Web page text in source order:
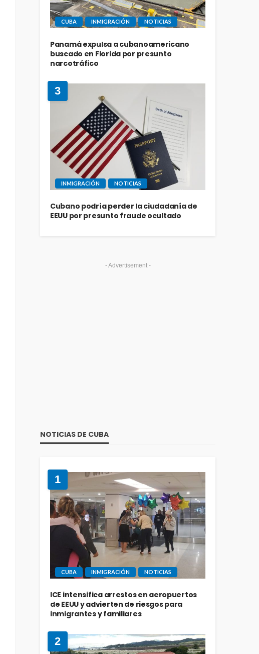
CUBA INMIGRACIÓN NOTICIAS
Panamá expulsa a cubanoamericano
buscado en Florida por presunto
narcotráfico
3
INMIGRACIÓN NOTICIAS
Cubano podría perder la ciudadanía de
EEUU por presunto fraude ocultado
- Advertisement -
NOTICIAS DE CUBA
1
CUBA INMIGRACIÓN NOTICIAS
ICE intensifica arrestos en aeropuertos
de EEUU y advierten de riesgos para
inmigrantes y familiares
2